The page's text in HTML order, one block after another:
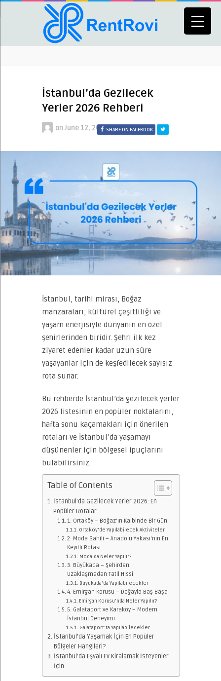
İstanbul’da Gezilecek
Yerler 2026 Rehberi
on June 12, 2026SHARE ON FACEBOOK
İstanbul, tarihi mirası, Boğaz
manzaraları, kültürel çeşitliliği ve
yaşam enerjisiyle dünyanın en özel
şehirlerinden biridir. Şehri ilk kez
ziyaret edenler kadar uzun süre
yaşayanlar için de keşfedilecek sayısız
rota sunar.
Bu rehberde İstanbul’da gezilecek yerler
2026 listesinin en popüler noktalarını,
hafta sonu kaçamakları için önerilen
rotaları ve İstanbul’da yaşamayı
düşünenler için bölgesel ipuçlarını
bulabilirsiniz.
Table of Contents
İstanbul’da Gezilecek Yerler 2026: En
Popüler Rotalar
1. Ortaköy – Boğaz’ın Kalbinde Bir Gün
Ortaköy’de Yapılabilecek Aktiviteler
2. Moda Sahili – Anadolu Yakası’nın En
Keyifli Rotası
Moda’da Neler Yapılır?
3. Büyükada – Şehirden
Uzaklaşmadan Tatil Hissi
Büyükada’da Yapılabilecekler
4. Emirgan Korusu – Doğayla Baş Başa
Emirgan Korusu’nda Neler Yapılır?
5. Galataport ve Karaköy – Modern
İstanbul Deneyimi
Galataport’ta Yapılabilecekler
İstanbul’da Yaşamak İçin En Popüler
Bölgeler Hangileri?
İstanbul’da Eşyalı Ev Kiralamak İsteyenler
İçin